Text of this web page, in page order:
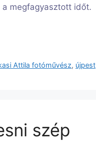
megfagyasztott időt.
Attila fotóművész, újpest
szép